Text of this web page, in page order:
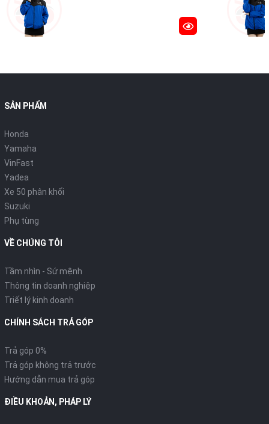
SẢN PHẨM
Honda
Yamaha
VinFast
Yadea
Xe 50 phân khối
Suzuki
Phụ tùng
VỀ CHÚNG TÔI
Tầm nhìn - Sứ mệnh
Thông tin doanh nghiệp
Triết lý kinh doanh
CHÍNH SÁCH TRẢ GÓP
Trả góp 0%
Trả góp không trả trước
Hướng dẫn mua trả góp
ĐIỀU KHOẢN, PHÁP LÝ